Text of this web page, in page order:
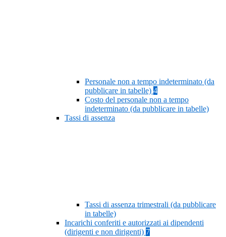
Personale non a tempo indeterminato (da
pubblicare in tabelle) 4
Costo del personale non a tempo
indeterminato (da pubblicare in tabelle)
Tassi di assenza
Tassi di assenza trimestrali (da pubblicare
in tabelle)
Incarichi conferiti e autorizzati ai dipendenti
(dirigenti e non dirigenti) 7